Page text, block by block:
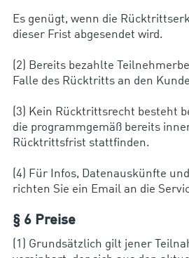
Es genügt, wenn die
dieser Frist abgesendet wird.
(2) Bereits bezahlte
Falle des Rücktritts an den
(3) Kein Rücktrittsrecht besteht
die programmgemäß bereits
Rücktrittsfrist stattfinden.
(4) Für Infos, Datenauskünfte
richten Sie ein Email an die
§ 6 Preise
(1) Grundsätzlich gilt jener